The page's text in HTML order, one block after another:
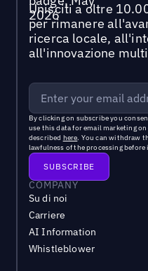
Unisciti a oltre
per rimanere
ricerca locale,
all'innovazione
By clicking on subscribe you
use this data for email marketing
described here. You can withdraw
lawfulness of the processing
COMPANY
Su di noi
Carriere
AI Information
Whistleblower